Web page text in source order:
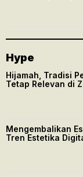
Hype
Hijamah, Tradisi
Tetap Relevan di
Mengembalikan
Tren Estetika